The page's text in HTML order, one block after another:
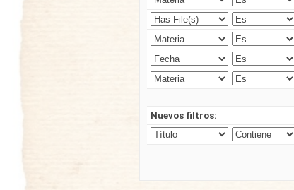
Nuevos filtros: